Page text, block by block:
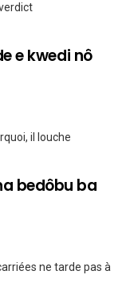
e kwedi nô
il louche
bedôbu ba
ne tarde pas à